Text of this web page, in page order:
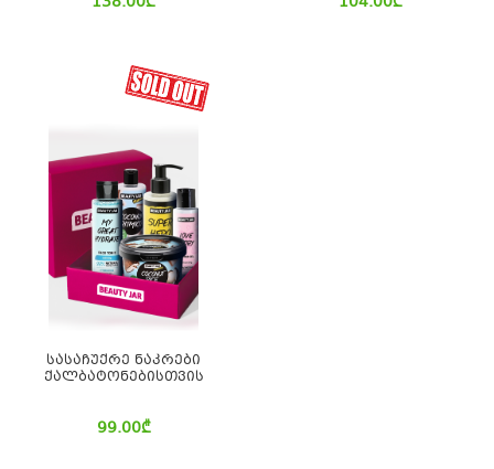
სასაჩუქრე ნაკრები
ქალბატონებისთვის
99.00₾